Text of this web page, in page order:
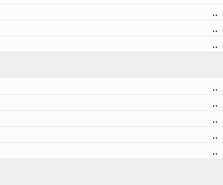
..
..
..
..
..
..
..
..